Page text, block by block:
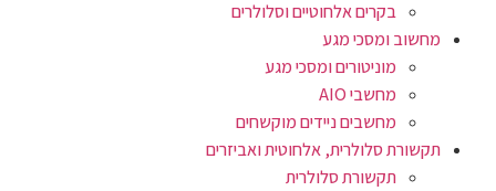
בקרים אלחוטיים וסלולרים
מחשוב ומסכי מגע
מוניטורים ומסכי מגע
מחשבי AIO
מחשבים ניידים מוקשחים
תקשורת סלולרית, אלחוטית ואביזרים
תקשורת סלולרית